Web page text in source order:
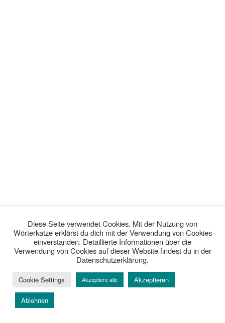
Diese Seite verwendet Cookies. Mit der Nutzung von
Wörterkatze erklärst du dich mit der Verwendung von Cookies
einverstanden. Detaillierte Informationen über die
Verwendung von Cookies auf dieser Website findest du in der
Datenschutzerklärung.
Cookie Settings Akzeptiere alle Akzeptieren
Ablehnen